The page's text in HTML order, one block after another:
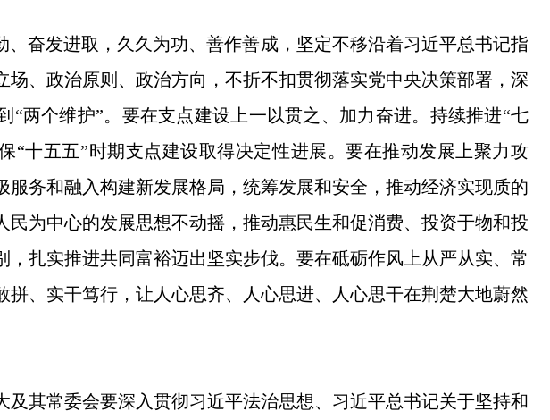
奋发进取，久久为功、善作善成，坚定不移沿着习近平总书记指
、政治原则、政治方向，不折不扣贯彻落实党中央决策部署，深
“两个维护”。要在支点建设上一以贯之、加力奋进。持续推进“七
“十五五”时期支点建设取得决定性进展。要在推动发展上聚力攻
务和融入构建新发展格局，统筹发展和安全，推动经济实现质的
为中心的发展思想不动摇，推动惠民生和促消费、投资于物和投
扎实推进共同富裕迈出坚实步伐。要在砥砺作风上从严从实、常
、实干笃行，让人心思齐、人心思进、人心思干在荆楚大地蔚然
其常委会要深入贯彻习近平法治思想、习近平总书记关于坚持和